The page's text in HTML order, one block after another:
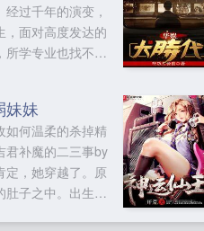
过千年的演变，
，面对高度发达的
所学专业也找不到
这个游戏绽放光
业。这是一个穿越
的人类生活在宇宙
然进步，但文化传
。为了让人们了解
际推出新款游戏失
妹妹
何温柔的杀掉精
君补魔的二三事by
，她穿越了。原
肚子之中。出生后